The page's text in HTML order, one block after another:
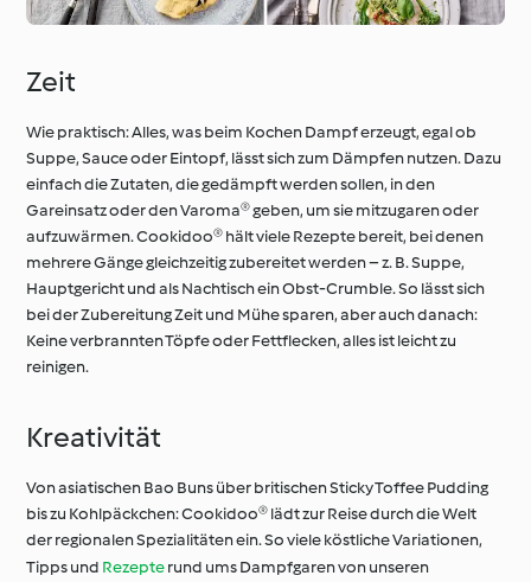
Zeit
Wie praktisch: Alles, was beim Kochen Dampf erzeugt, egal ob
Suppe, Sauce oder Eintopf, lässt sich zum Dämpfen nutzen. Dazu
einfach die Zutaten, die gedämpft werden sollen, in den
Gareinsatz oder den Varoma® geben, um sie mitzugaren oder
aufzuwärmen. Cookidoo® hält viele Rezepte bereit, bei denen
mehrere Gänge gleichzeitig zubereitet werden – z. B. Suppe,
Hauptgericht und als Nachtisch ein Obst-Crumble. So lässt sich
bei der Zubereitung Zeit und Mühe sparen, aber auch danach:
Keine verbrannten Töpfe oder Fettflecken, alles ist leicht zu
reinigen.
Kreativität
Von asiatischen Bao Buns über britischen Sticky Toffee Pudding
bis zu Kohlpäckchen: Cookidoo® lädt zur Reise durch die Welt
der regionalen Spezialitäten ein. So viele köstliche Variationen,
Tipps und Rezepterund ums Dampfgaren von unseren